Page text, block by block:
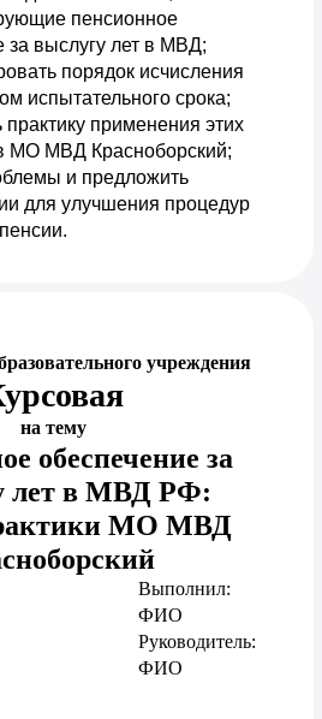
пенсионное
за выслугу лет в МВД;
порядок исчисления
испытательного срока;
практику применения этих
МО МВД Красноборский;
и предложить
для улучшения процедур
учреждения
на тему
обеспечение за
лет в МВД РФ:
МО МВД
Выполнил:
ФИО
Руководитель:
ФИО